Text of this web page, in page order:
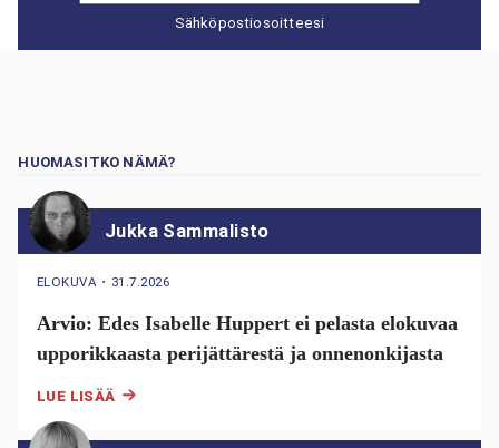
Sähköpostiosoitteesi
HUOMASITKO NÄMÄ?
Jukka Sammalisto
ELOKUVA ・ 31.7.2026
Arvio: Edes Isabelle Huppert ei pelasta elokuvaa
upporikkaasta perijättärestä ja onnenonkijasta
LUE LISÄÄ